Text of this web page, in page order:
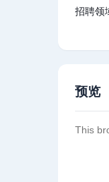
招聘领
预览
This